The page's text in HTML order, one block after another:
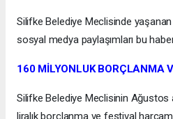
Silifke Belediye Meclisinde yaşanan
sosyal medya paylaşımları bu
160 MİLYONLUK BORÇLANMA
Silifke Belediye Meclisinin Ağustos
liralık borçlanma ve festival